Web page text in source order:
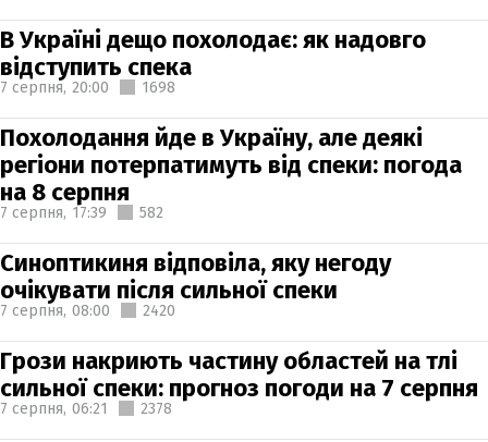
В Україні дещо похолодає: як надовго
відступить спека
7 серпня, 20:00 1698
Похолодання йде в Україну, але деякі
регіони потерпатимуть від спеки: погода
на 8 серпня
7 серпня, 17:39 582
Синоптикиня відповіла, яку негоду
очікувати після сильної спеки
7 серпня, 08:00 2420
Грози накриють частину областей на тлі
сильної спеки: прогноз погоди на 7 серпня
7 серпня, 06:21 2378